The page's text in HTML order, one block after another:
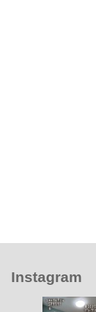
Instagram